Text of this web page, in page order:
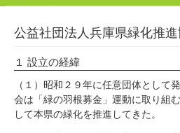
公益社団法人兵庫県緑化推
１ 設立の経緯
（１）昭和２９年に任意団体として
会は「緑の羽根募金」運動に取り組
して本県の緑化を推進してきた。